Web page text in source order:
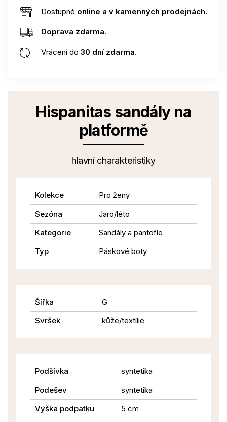
Dostupné online a v kamenných prodejnách.
Doprava zdarma.
Vrácení do 30 dní zdarma.
Hispanitas sandály na
platformě
hlavní charakteristiky
Kolekce
Pro ženy
Sezóna
Jaro/léto
Kategorie
Sandály a pantofle
Typ
Páskové boty
Šířka
G
Svršek
kůže/textílie
Podšívka
syntetika
Podešev
syntetika
Výška podpatku
5 cm